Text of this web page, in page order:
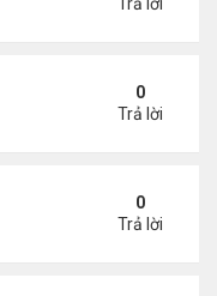
Âu
0
Trả lời
phản bội giờ ra sao?
0
Trả lời